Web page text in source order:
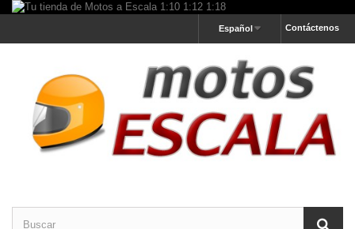
Contáctenos
Español